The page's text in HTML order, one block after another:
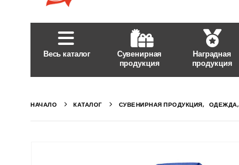
Весь каталог
Сувенирная
продукция
Наградная
продукция
НАЧАЛО КАТАЛОГ СУВЕНИРНАЯ ПРОДУКЦИЯ, ОДЕЖДА,